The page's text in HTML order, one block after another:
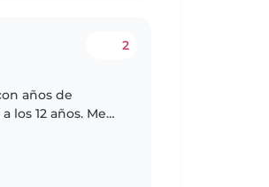
2
años de
los 12 años. Me